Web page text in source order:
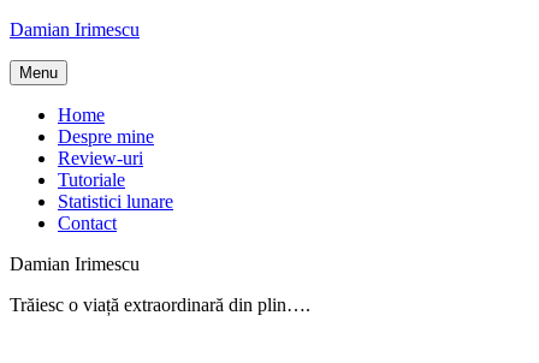
Skip
content
Damian Irimescu
Menu
Home
Despre mine
Review-uri
Tutoriale
Statistici lunare
Contact
Damian Irimescu
Trăiesc o viață extraordinară din plin….